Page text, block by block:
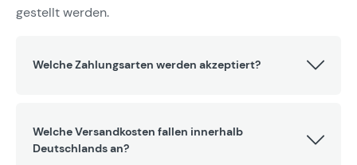
gestellt werden.
Welche Zahlungsarten werden akzeptiert?
Welche Versandkosten fallen innerhalb
Deutschlands an?